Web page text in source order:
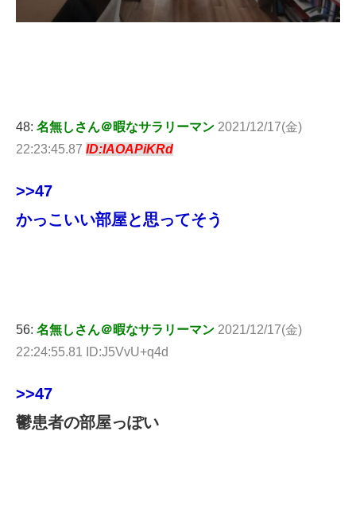
48: 名無しさん＠暇なサラリーマン 2021/12/17(金)
22:23:45.87 ID:IAOAPiKRd
>>47
かっこいい部屋と思ってそう
56: 名無しさん＠暇なサラリーマン 2021/12/17(金)
22:24:55.81 ID:J5VvU+q4d
>>47
鬱患者の部屋っぽい